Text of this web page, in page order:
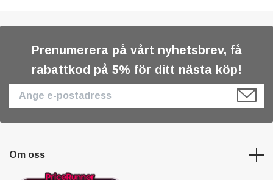
Prenumerera på vårt nyhetsbrev, få
rabattkod på 5% för ditt nästa köp!
Om oss